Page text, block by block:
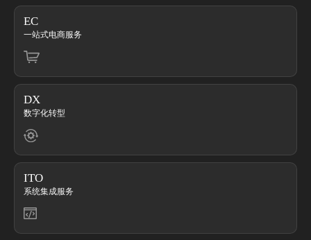
EC
一站式电商服务
DX
数字化转型
ITO
系统集成服务